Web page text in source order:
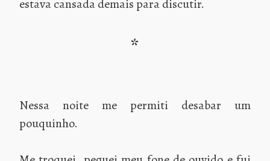
estava cansada demais para discutir.
*
Nessa noite me permiti desabar um
pouquinho.